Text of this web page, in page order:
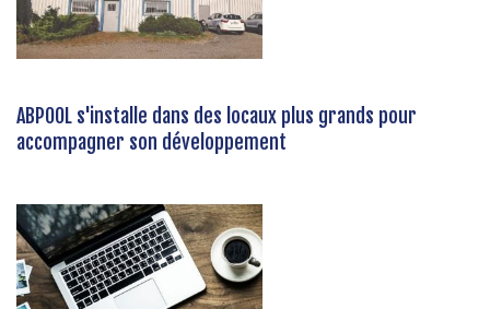
ABPOOL s'installe dans des locaux plus grands pour
accompagner son développement